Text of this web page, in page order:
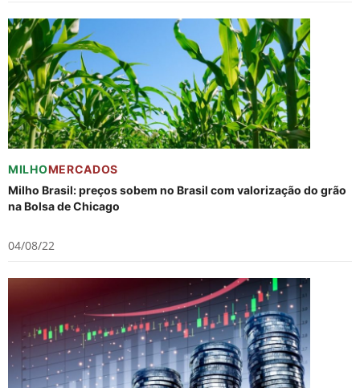
MILHOMERCADOS
Milho Brasil: preços sobem no Brasil com valorização do grão
na Bolsa de Chicago
04/08/22